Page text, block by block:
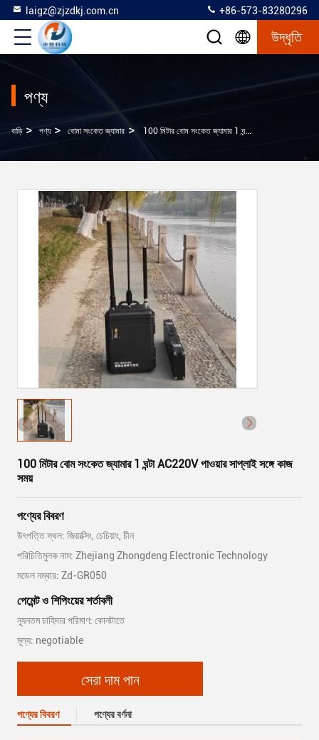
laigz@zjzdkj.com.cn +86-573-83280296
উদ্ধৃতি
পণ্য
বাড়ি > পণ্য > বোমা সংকেত জ্যামার > 100 মিটার বোম সংকেত জ্যামার 1 ঘন্টা AC220V পাওয়ার সাপ্লাই সঙ্গে কাজ সময়
100 মিটার বোম সংকেত জ্যামার 1 ঘন্টা AC220V পাওয়ার সাপ্লাই সঙ্গে কাজ
সময়
পণ্যের বিবরণ
উৎপত্তি স্থল: জিয়াক্সিং, চেচিয়াং, চীন
পরিচিতিমুলক নাম: Zhejiang Zhongdeng Electronic Technology
মডেল নম্বার: Zd-GR050
পেমেন্ট ও শিপিংয়ের শর্তাবলী
ন্যূনতম চাহিদার পরিমাণ: কোনটাতে
মূল্য: negotiable
সেরা দাম পান
পণ্যের বিবরণ পণ্যের বর্ণনা